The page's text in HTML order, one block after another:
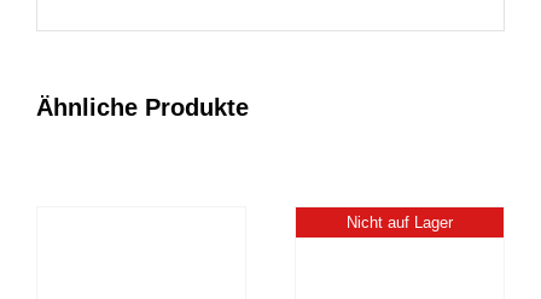
Ähnliche Produkte
Nicht auf Lager